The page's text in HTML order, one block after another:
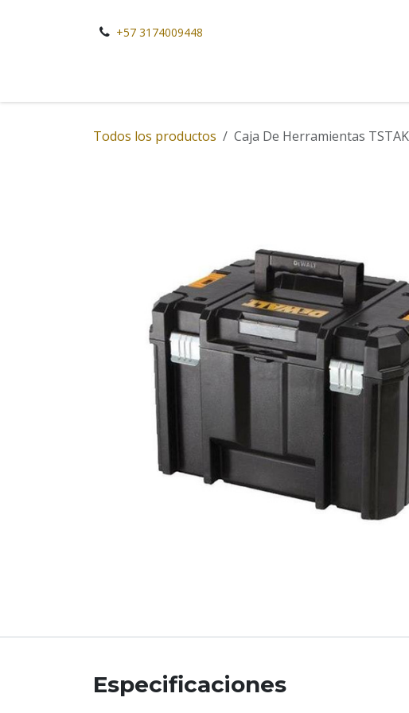
+57 3174009448
Todos los productos Caja De Herramientas
Especificaciones